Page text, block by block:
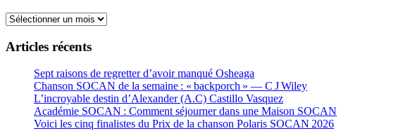
Archives
Articles récents
Sept raisons de regretter d’avoir manqué Osheaga
Chanson SOCAN de la semaine : « backporch » — C J Wiley
L’incroyable destin d’Alexander (A.C) Castillo Vasquez
Académie SOCAN : Comment séjourner dans une Maison SOCAN
Voici les cinq finalistes du Prix de la chanson Polaris SOCAN 2026